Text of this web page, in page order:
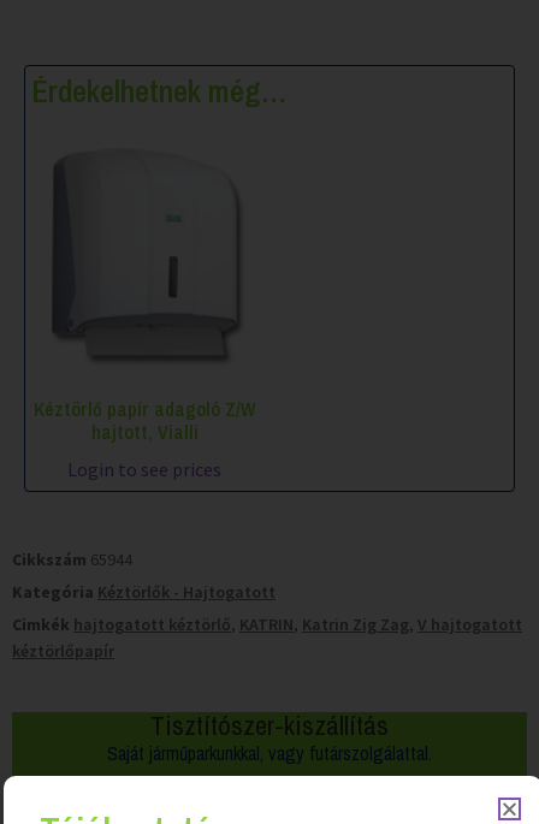
Érdekelhetnek még…
Kéztörlő papír adagoló Z/W
hajtott, Vialli
Login to see prices
Cikkszám 65944
Kategória Kéztörlők - Hajtogatott
Cimkék hajtogatott kéztörlő, KATRIN, Katrin Zig Zag, V hajtogatott
kéztörlőpapír
Tisztítószer-kiszállítás
Saját járműparkunkkal, vagy futárszolgálattal.